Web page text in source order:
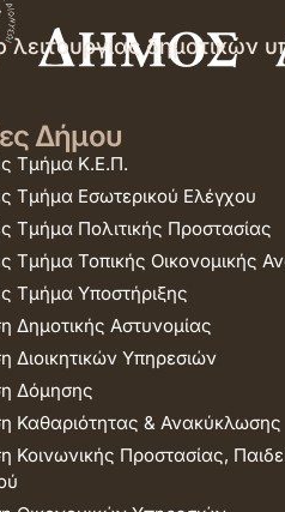
λειτουργίας δημοτικών
Δήμου
Τμήμα Κ.Ε.Π.
Τμήμα Εσωτερικού Ελέγχου
Τμήμα Πολιτικής Προστασίας
Τμήμα Τοπικής Οικονομικής
Τμήμα Υποστήριξης
Δημοτικής Αστυνομίας
Διοικητικών Υπηρεσιών
Δόμησης
Καθαριότητας & Ανακύκλωσης
Κοινωνικής Προστασίας,